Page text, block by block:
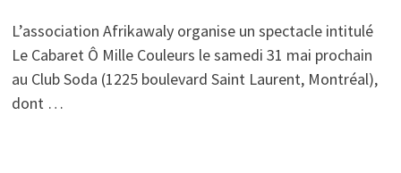
L’association Afrikawaly organise un spectacle intitulé
Le Cabaret Ô Mille Couleurs le samedi 31 mai prochain
au Club Soda (1225 boulevard Saint Laurent, Montréal),
dont …